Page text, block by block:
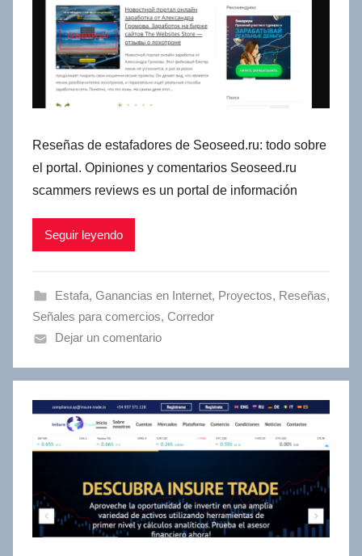
Reseñas de estafadores de Seoseed.ru: todo sobre
el portal. Opiniones y comentarios Seoseed.ru
scammers reviews es un portal de información
Seguir leyendo
Estafa, Ganancias en Internet, Proyectos, Reseñas,
Señales para comercios, Сorredor
Dejar un comentario